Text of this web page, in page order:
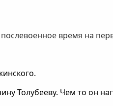
время на
Толубееву. Чем то он